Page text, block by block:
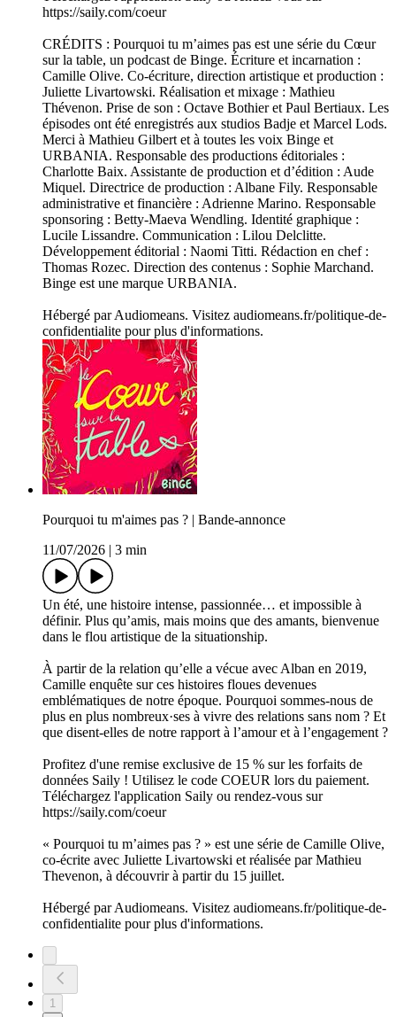
https://saily.com/coeur
CRÉDITS : Pourquoi tu m’aimes pas est une série du Cœur
sur la table, un podcast de Binge. Écriture et incarnation :
Camille Olive. Co-écriture, direction artistique et production :
Juliette Livartowski. Réalisation et mixage : Mathieu
Thévenon. Prise de son : Octave Bothier et Paul Bertiaux. Les
épisodes ont été enregistrés aux studios Badje et Marcel Lods.
Merci à Mathieu Gilbert et à toutes les voix Binge et
URBANIA. Responsable des productions éditoriales :
Charlotte Baix. Assistante de production et d’édition : Aude
Miquel. Directrice de production : Albane Fily. Responsable
administrative et financière : Adrienne Marino. Responsable
sponsoring : Betty-Maeva Wendling. Identité graphique :
Lucile Lissandre. Communication : Lilou Delclitte.
Développement éditorial : Naomi Titti. Rédaction en chef :
Thomas Rozec. Direction des contenus : Sophie Marchand.
Binge est une marque URBANIA.
Hébergé par Audiomeans. Visitez audiomeans.fr/politique-de-
confidentialite pour plus d'informations.
Pourquoi tu m'aimes pas ? | Bande-annonce
11/07/2026
3 min
Un été, une histoire intense, passionnée… et impossible à
définir. Plus qu’amis, mais moins que des amants, bienvenue
dans le flou artistique de la situationship.
À partir de la relation qu’elle a vécue avec Alban en 2019,
Camille enquête sur ces histoires floues devenues
emblématiques de notre époque. Pourquoi sommes-nous de
plus en plus nombreux·ses à vivre des relations sans nom ? Et
que disent-elles de notre rapport à l’amour et à l’engagement ?
Profitez d'une remise exclusive de 15 % sur les forfaits de
données Saily ! Utilisez le code COEUR lors du paiement.
Téléchargez l'application Saily ou rendez-vous sur
https://saily.com/coeur
« Pourquoi tu m’aimes pas ? » est une série de Camille Olive,
co-écrite avec Juliette Livartowski et réalisée par Mathieu
Thevenon, à découvrir à partir du 15 juillet.
Hébergé par Audiomeans. Visitez audiomeans.fr/politique-de-
confidentialite pour plus d'informations.
1